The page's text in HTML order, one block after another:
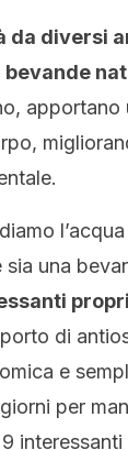
da diversi
bevande
apportano
una
di
e
per